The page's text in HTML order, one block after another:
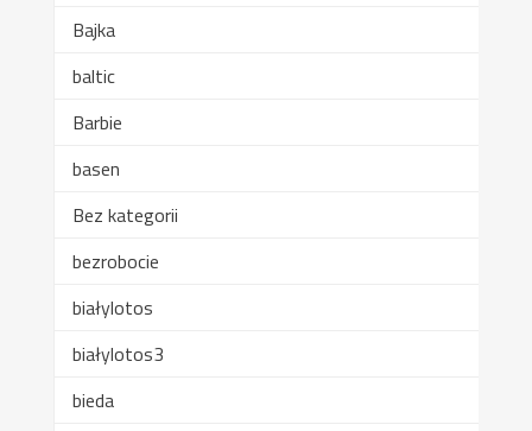
Bajka
baltic
Barbie
basen
Bez kategorii
bezrobocie
białylotos
białylotos3
bieda